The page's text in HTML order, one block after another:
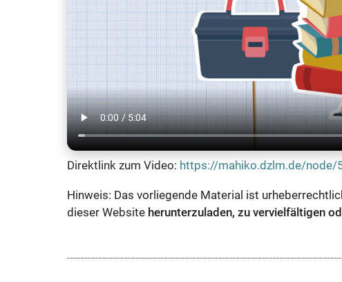
Direktlink zum Video: https://mahiko.dzlm.de/node/
Hinweis: Das vorliegende Material ist
dieser Website herunterzuladen, zu vervielfältigen